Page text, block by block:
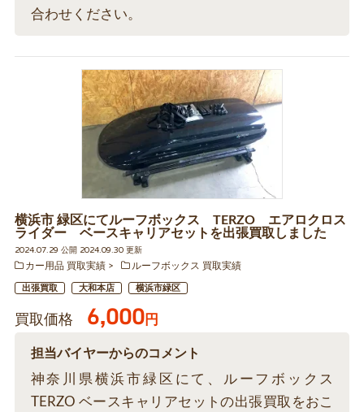
合わせください。
横浜市 緑区にてルーフボックス TERZO エアロクロス
ライダー ベースキャリアセットを出張買取しました
2024.07.29 公開 2024.09.30 更新
カー用品 買取実績
ルーフボックス 買取実績
出張買取 大和本店 横浜市緑区
買取価格 6,000円
担当バイヤーからのコメント
神奈川県横浜市緑区にて、ルーフボックス
TERZO ベースキャリアセットの出張買取をおこ